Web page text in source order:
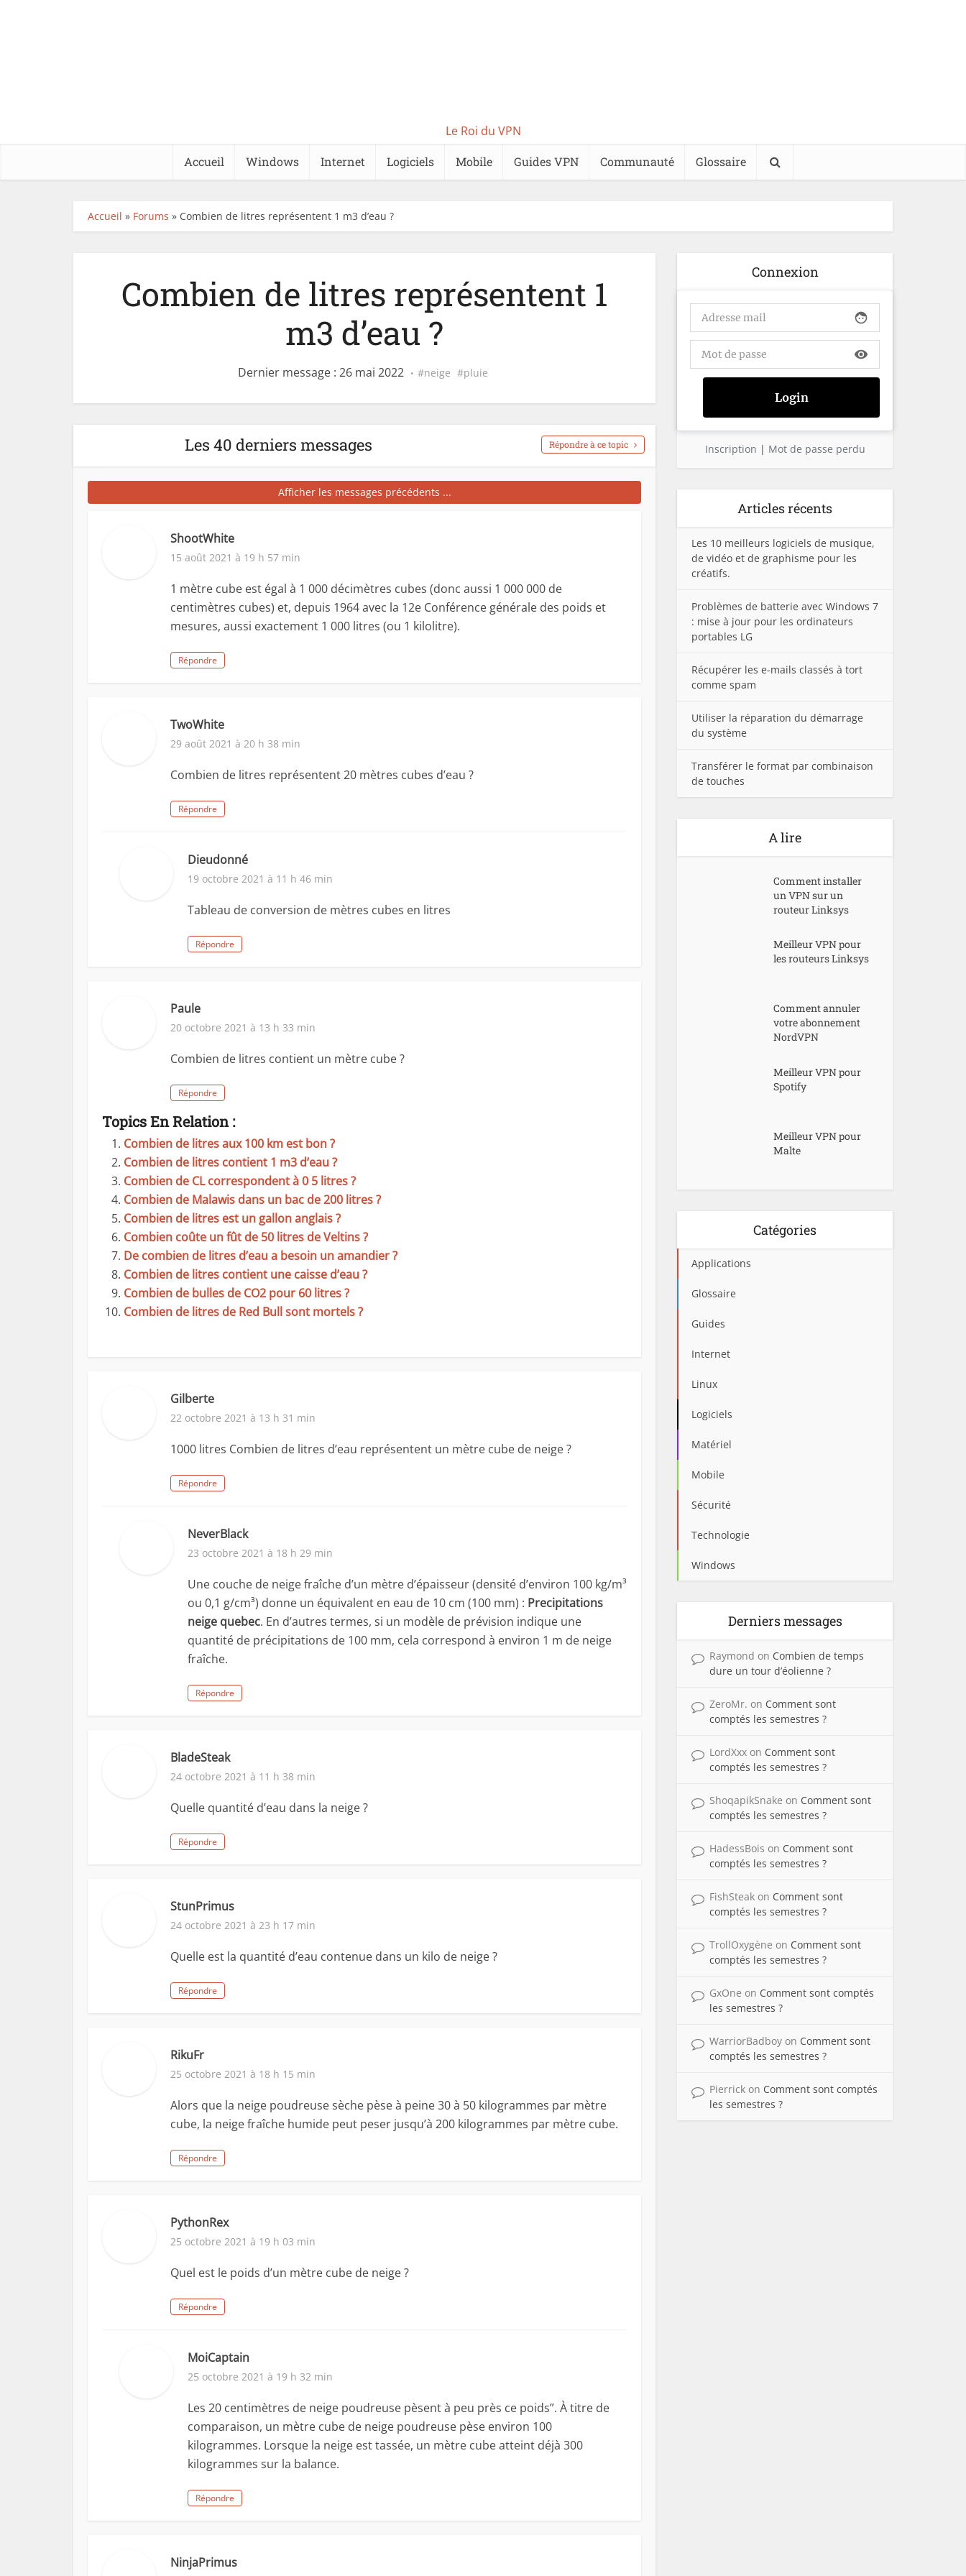
Le Roi du VPN
Accueil Windows Internet Logiciels Mobile Guides VPN Communauté Glossaire
Accueil » Forums » Combien de litres représentent 1 m3 d’eau ?
Combien de litres représentent 1
m3 d’eau ?
Dernier message : 26 mai 2022 neige pluie
Les 40 derniers messages Répondre à ce topic
Afficher les messages précédents ...
ShootWhite
15 août 2021 à 19 h 57 min
1 mètre cube est égal à 1 000 décimètres cubes (donc aussi 1 000 000 de
centimètres cubes) et, depuis 1964 avec la 12e Conférence générale des poids et
mesures, aussi exactement 1 000 litres (ou 1 kilolitre).
Répondre
TwoWhite
29 août 2021 à 20 h 38 min
Combien de litres représentent 20 mètres cubes d’eau ?
Répondre
Dieudonné
19 octobre 2021 à 11 h 46 min
Tableau de conversion de mètres cubes en litres
Répondre
Paule
20 octobre 2021 à 13 h 33 min
Combien de litres contient un mètre cube ?
Répondre
Topics En Relation :
Combien de litres aux 100 km est bon ?
Combien de litres contient 1 m3 d’eau ?
Combien de CL correspondent à 0 5 litres ?
Combien de Malawis dans un bac de 200 litres ?
Combien de litres est un gallon anglais ?
Combien coûte un fût de 50 litres de Veltins ?
De combien de litres d’eau a besoin un amandier ?
Combien de litres contient une caisse d’eau ?
Combien de bulles de CO2 pour 60 litres ?
Combien de litres de Red Bull sont mortels ?
Gilberte
22 octobre 2021 à 13 h 31 min
1000 litres Combien de litres d’eau représentent un mètre cube de neige ?
Répondre
NeverBlack
23 octobre 2021 à 18 h 29 min
Une couche de neige fraîche d’un mètre d’épaisseur (densité d’environ 100 kg/m³
ou 0,1 g/cm³) donne un équivalent en eau de 10 cm (100 mm) : Precipitations
neige quebec. En d’autres termes, si un modèle de prévision indique une
quantité de précipitations de 100 mm, cela correspond à environ 1 m de neige
fraîche.
Répondre
BladeSteak
24 octobre 2021 à 11 h 38 min
Quelle quantité d’eau dans la neige ?
Répondre
StunPrimus
24 octobre 2021 à 23 h 17 min
Quelle est la quantité d’eau contenue dans un kilo de neige ?
Répondre
RikuFr
25 octobre 2021 à 18 h 15 min
Alors que la neige poudreuse sèche pèse à peine 30 à 50 kilogrammes par mètre
cube, la neige fraîche humide peut peser jusqu’à 200 kilogrammes par mètre cube.
Répondre
PythonRex
25 octobre 2021 à 19 h 03 min
Quel est le poids d’un mètre cube de neige ?
Répondre
MoiCaptain
25 octobre 2021 à 19 h 32 min
Les 20 centimètres de neige poudreuse pèsent à peu près ce poids”. À titre de
comparaison, un mètre cube de neige poudreuse pèse environ 100
kilogrammes. Lorsque la neige est tassée, un mètre cube atteint déjà 300
kilogrammes sur la balance.
Répondre
NinjaPrimus
Connexion
face
visibility
Inscription | Mot de passe perdu
Articles récents
Les 10 meilleurs logiciels de musique,
de vidéo et de graphisme pour les
créatifs.
Problèmes de batterie avec Windows 7
: mise à jour pour les ordinateurs
portables LG
Récupérer les e-mails classés à tort
comme spam
Utiliser la réparation du démarrage
du système
Transférer le format par combinaison
de touches
A lire
Comment installer
un VPN sur un
routeur Linksys
Meilleur VPN pour
les routeurs Linksys
Comment annuler
votre abonnement
NordVPN
Meilleur VPN pour
Spotify
Meilleur VPN pour
Malte
Catégories
Applications
Glossaire
Guides
Internet
Linux
Logiciels
Matériel
Mobile
Sécurité
Technologie
Windows
Derniers messages
Raymond on Combien de temps
dure un tour d’éolienne ?
ZeroMr. on Comment sont
comptés les semestres ?
LordXxx on Comment sont
comptés les semestres ?
ShoqapikSnake on Comment sont
comptés les semestres ?
HadessBois on Comment sont
comptés les semestres ?
FishSteak on Comment sont
comptés les semestres ?
TrollOxygène on Comment sont
comptés les semestres ?
GxOne on Comment sont comptés
les semestres ?
WarriorBadboy on Comment sont
comptés les semestres ?
Pierrick on Comment sont comptés
les semestres ?